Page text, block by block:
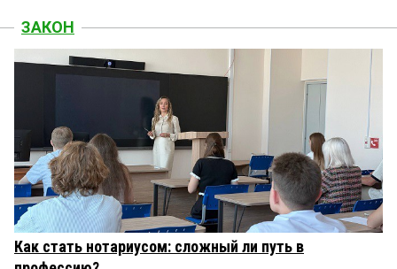
ЗАКОН
Как стать нотариусом: сложный ли путь в